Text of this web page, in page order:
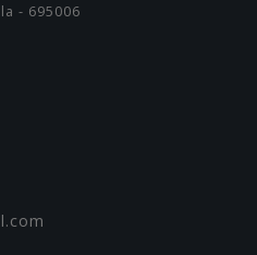
- 695006